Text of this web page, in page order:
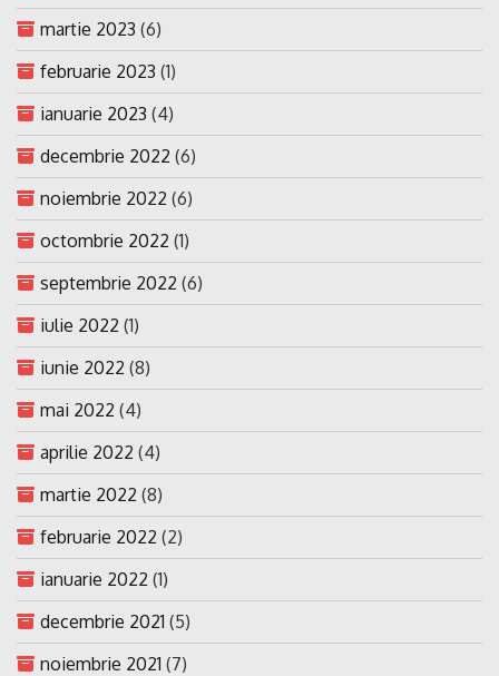
martie 2023 (6)
februarie 2023 (1)
ianuarie 2023 (4)
decembrie 2022 (6)
noiembrie 2022 (6)
octombrie 2022 (1)
septembrie 2022 (6)
iulie 2022 (1)
iunie 2022 (8)
mai 2022 (4)
aprilie 2022 (4)
martie 2022 (8)
februarie 2022 (2)
ianuarie 2022 (1)
decembrie 2021 (5)
noiembrie 2021 (7)